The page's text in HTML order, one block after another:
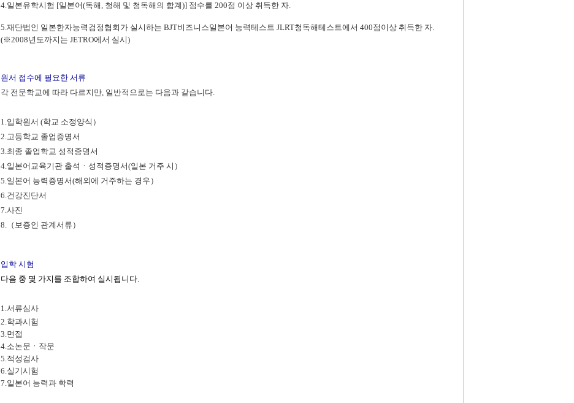
4.일본유학시험 [일본어(독해, 청해 및 청독해의 합계)] 점수를 200점 이상 취득한 자.
5.재단법인 일본한자능력검정협회가 실시하는 BJT비즈니스일본어 능력테스트 JLRT청독해테스트에서 400점이상 취득한 자.
(※2008년도까지는 JETRO에서 실시)
원서 접수에 필요한 서류
각 전문학교에 따라 다르지만, 일반적으로는 다음과 같습니다.
1.입학원서 (학교 소정양식）
2.고등학교 졸업증명서
3.최종 졸업학교 성적증명서
4.일본어교육기관 출석ㆍ성적증명서(일본 거주 시）
5.일본어 능력증명서(해외에 거주하는 경우）
6.건강진단서
7.사진
8.（보증인 관계서류）
입학 시험
다음 중 몇 가지를 조합하여 실시됩니다.
1.서류심사
2.학과시험
3.면접
4.소논문ㆍ작문
5.적성검사
6.실기시험
7.일본어 능력과 학력